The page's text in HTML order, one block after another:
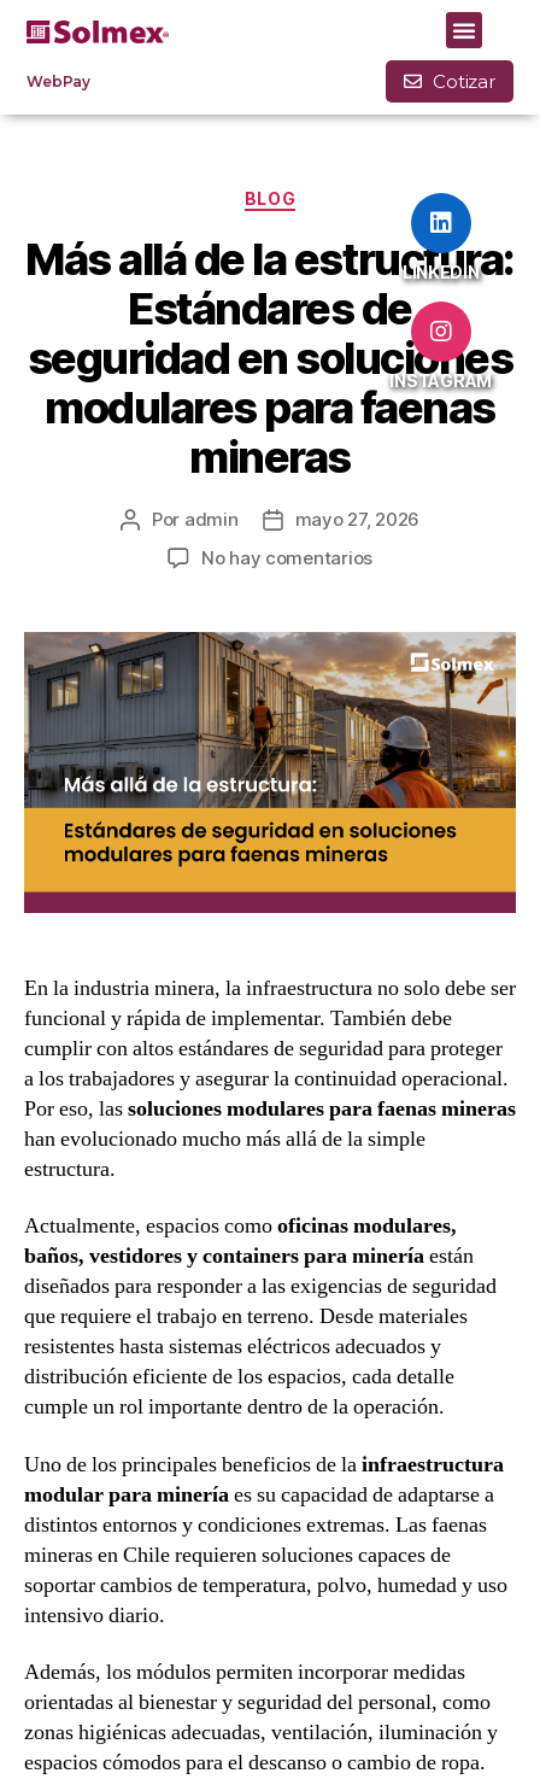
WebPay Cotizar
BLOG
Más allá de la estructura:
Estándares de
seguridad en soluciones
modulares para faenas
mineras
Por admin
mayo 27, 2026
No hay comentarios
En la industria minera, la infraestructura no solo debe ser
funcional y rápida de implementar. También debe
cumplir con altos estándares de seguridad para proteger
a los trabajadores y asegurar la continuidad operacional.
Por eso, lassoluciones modulares para faenas mineras
han evolucionado mucho más allá de la simple
estructura.
Actualmente, espacios comooficinas modulares,
baños, vestidores y containers para mineríaestán
diseñados para responder a las exigencias de seguridad
que requiere el trabajo en terreno. Desde materiales
resistentes hasta sistemas eléctricos adecuados y
distribución eficiente de los espacios, cada detalle
cumple un rol importante dentro de la operación.
Uno de los principales beneficios de lainfraestructura
modular para mineríaes su capacidad de adaptarse a
distintos entornos y condiciones extremas. Las faenas
mineras en Chile requieren soluciones capaces de
soportar cambios de temperatura, polvo, humedad y uso
intensivo diario.
Además, los módulos permiten incorporar medidas
orientadas al bienestar y seguridad del personal, como
zonas higiénicas adecuadas, ventilación, iluminación y
espacios cómodos para el descanso o cambio de ropa.
LINKEDIN
INSTAGRAM